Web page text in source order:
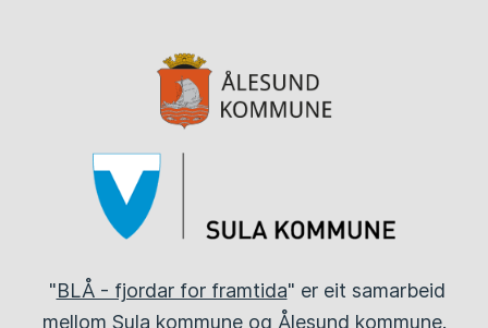
Ålesund
kommune
kommune
"BLÅ - fjordar for framtida" er eit samarbeid
mellom Sula kommune og Ålesund kommune.